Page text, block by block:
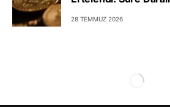
28 TEMMUZ 2026